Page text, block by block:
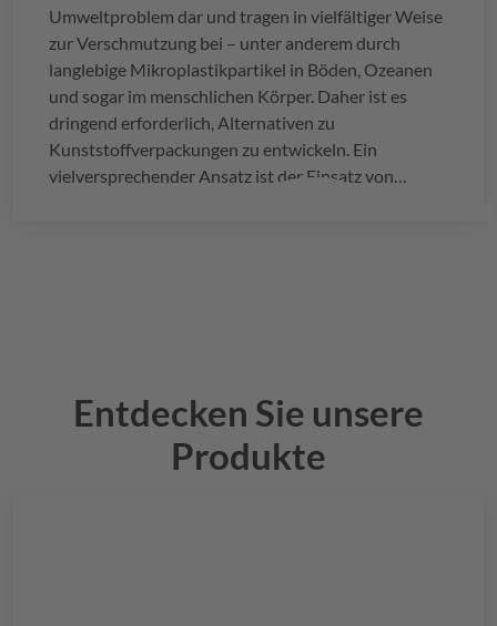
Umweltproblem dar und tragen in vielfältiger Weise
zur Verschmutzung bei – unter anderem durch
langlebige Mikroplastikpartikel in Böden, Ozeanen
und sogar im menschlichen Körper. Daher ist es
dringend erforderlich, Alternativen zu
Kunststoffverpackungen zu entwickeln. Ein
vielversprechender Ansatz ist der Einsatz von
Entdecken Sie unsere
Produkte